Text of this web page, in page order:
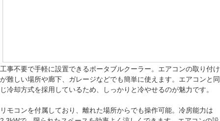
工事不要で手軽に設置できるポータブルクーラー。エアコンの取り付け
が難しい場所や廊下、ガレージなどでも簡単に使えます。エアコンと同
じ冷却方式を採用しているため、しっかりと冷やせるのが魅力です。
リモコンを付属しており、離れた場所からでも操作可能。冷房能力は